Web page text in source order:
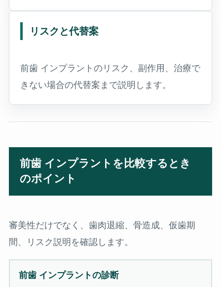
リスクと代替案
前歯 インプラントのリスク、副作用、治療で
きない場合の代替案まで説明します。
前歯 インプラントを比較するとき
のポイント
審美性だけでなく、歯肉退縮、骨造成、仮歯期
間、リスク説明を確認します。
前歯 インプラントの診断